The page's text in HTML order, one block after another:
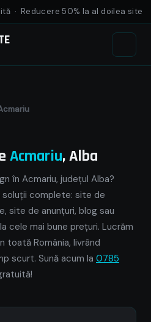
· Reducere 50% la al doilea site
Acmariu, Alba
în Acmariu, județul Alba?
soluții complete: site de
site de anunțuri, blog sau
cele mai bune prețuri. Lucrăm
toată România, livrând
scurt. Sună acum la 0785